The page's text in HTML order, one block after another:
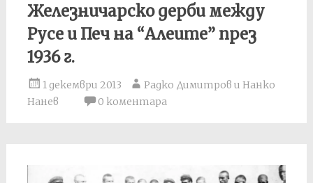
Железничарско дерби между
Русе и Печ на “Алеите” през
1936 г.
1 декември 2013
Радко Димитров и Нанко
Нанев
0 коментара